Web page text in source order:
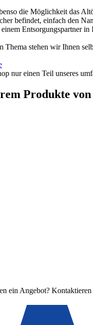
die Möglichkeit das
befindet, einfach den
Entsorgungspartner in
Thema stehen wir Ihnen
nur einen Teil unseres
Produkte von
ein Angebot?